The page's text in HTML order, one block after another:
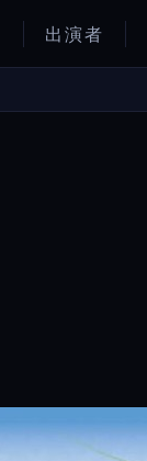
出演者